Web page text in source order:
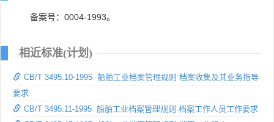
备案号：0004-1993。
相近标准(计划)
CB/T 3495.10-1995 船舶工业档案管理规则 档案收集及其业务指导
要求
CB/T 3495.11-1995 船舶工业档案管理规则 档案工作人员工作要求